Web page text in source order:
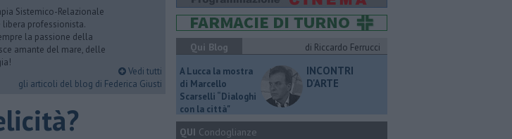
Sistemico-Relazionale
libera professionista.
la passione della
amante del mare, delle
Vedi tutti
gli articoli del blog di Federica Giusti
Qui Blog
di Riccardo Ferrucci
A Lucca la mostra
di Marcello
Scarselli “Dialoghi
con la città"
INCONTRI
D'ARTE
QUI Condoglianze